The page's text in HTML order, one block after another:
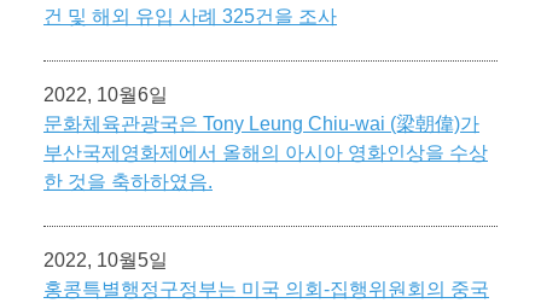
건 및 해외 유입 사례 325건을 조사
2022, 10월6일
문화체육관광국은 Tony Leung Chiu-wai (梁朝偉)가
부산국제영화제에서 올해의 아시아 영화인상을 수상
한 것을 축하하였음.
2022, 10월5일
홍콩특별행정구정부는 미국 의회-집행위원회의 중국